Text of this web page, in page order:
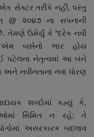
એક સેક્ટર તરીકે નહીં, પરંતુ
@ ૨૦૪૭ ના સપનાની
તેમણે ઉમેર્યું કે “દરેક નવી
બન્નેનો ભાર હોય
પટેલના નેતૃત્વમાં આ બંને
અને નવીનતાના નવા ધોરણ
શબ્દોમાં કહ્યું કે,
સિમિત ન રહે;તે
અસરકારક બદલાવ